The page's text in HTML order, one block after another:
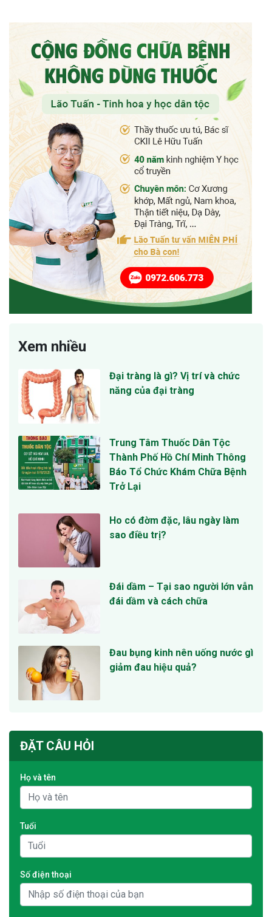
Xem nhiều
Đại tràng là gì? Vị trí và chức
năng của đại tràng
Trung Tâm Thuốc Dân Tộc
Thành Phố Hồ Chí Minh Thông
Báo Tổ Chức Khám Chữa Bệnh
Trở Lại
Ho có đờm đặc, lâu ngày làm
sao điều trị?
Đái dầm – Tại sao người lớn vẫn
đái dầm và cách chữa
Đau bụng kinh nên uống nước gì
giảm đau hiệu quả?
ĐẶT CÂU HỎI
Họ và tên
Tuổi
Số điện thoại